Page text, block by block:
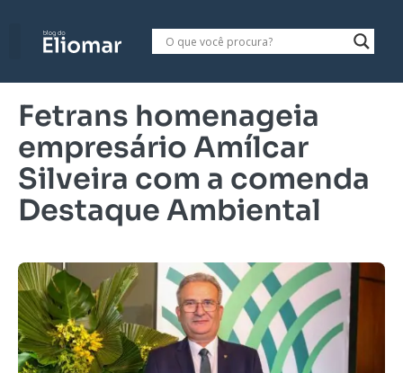
Fetrans homenageia
empresário Amílcar
Silveira com a comenda
Destaque Ambiental